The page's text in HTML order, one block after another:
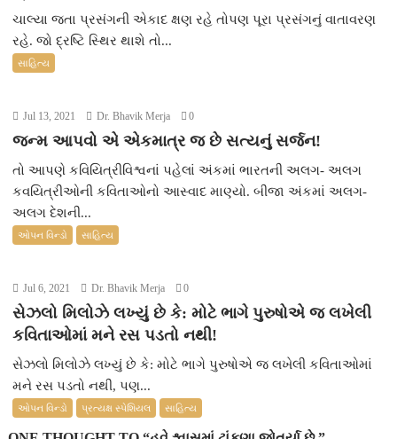
ચાલ્યા જતા પ્રસંગની એકાદ ક્ષણ રહે તોપણ પૂરા પ્રસંગનું વાતાવરણ
રહે. જો દ્રષ્ટિ સ્થિર થાશે તો...
સાહિત્ય
Jul 13, 2021 Dr. Bhavik Merja 0
જન્મ આપવો એ એકમાત્ર જ છે સત્યનું સર્જન!
તો આપણે કવિયિત્રીવિશ્વનાં પહેલાં અંકમાં ભારતની અલગ- અલગ
કવયિત્રીઓની કવિતાઓનો આસ્વાદ માણ્યો. બીજા અંકમાં અલગ-
અલગ દેશની...
ઓપન વિન્ડો સાહિત્ય
Jul 6, 2021 Dr. Bhavik Merja 0
સેઝલો મિલોઝે લખ્યું છે કે: મોટે ભાગે પુરુષોએ જ લખેલી
કવિતાઓમાં મને રસ પડતો નથી!
સેઝલો મિલોઝે લખ્યું છે કે: મોટે ભાગે પુરુષોએ જ લખેલી કવિતાઓમાં
મને રસ પડતો નથી, પણ...
ઓપન વિન્ડો પ્રત્યક્ષ સ્પેશિયલ સાહિત્ય